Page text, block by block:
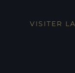
VISITER